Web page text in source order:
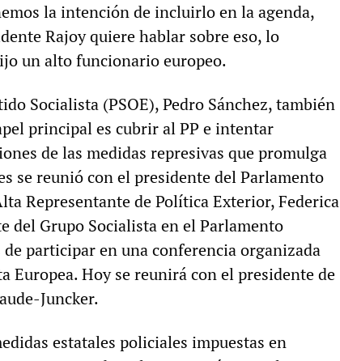
la intención de incluirlo en la agenda,
Rajoy quiere hablar sobre eso, lo
un alto funcionario europeo.
Socialista (PSOE), Pedro Sánchez, también
principal es cubrir al PP e intentar
de las medidas represivas que promulga
se reunió con el presidente del Parlamento
Representante de Política Exterior, Federica
del Grupo Socialista en el Parlamento
participar en una conferencia organizada
Europea. Hoy se reunirá con el presidente de
Juncker.
estatales policiales impuestas en